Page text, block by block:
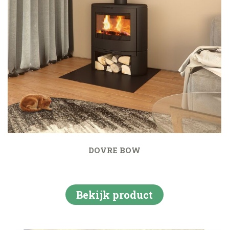
DOVRE BOW
Bekijk product